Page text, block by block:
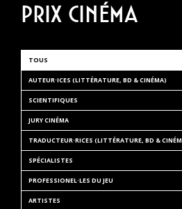
Prix cinéma
TOUS
AUTEUR·ICES (LITTÉRATURE, BD & CINÉMA)
SCIENTIFIQUES
JURY CINÉMA
TRADUCTEUR·RICES (LITTÉRATURE, BD &
SPÉCIALISTES
PROFESSIONEL·LES DU JEU
ARTISTES